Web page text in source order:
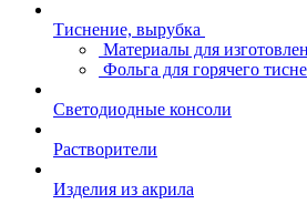
Тиснение, вырубка
Материалы для
Фольга для горячего
Светодиодные консоли
Растворители
Изделия из акрила